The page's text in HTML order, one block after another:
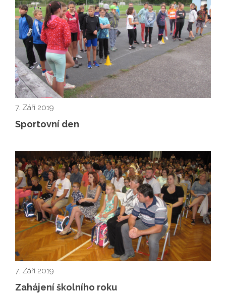
7. Září 2019
Sportovní den
7. Září 2019
Zahájení školního roku